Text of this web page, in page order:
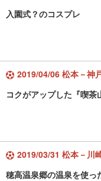
入園式？のコスプレ
2019/04/06 松本－神
コクがアップした『喫茶
2019/03/31 松本－川
穂高温泉郷の温泉を使っ